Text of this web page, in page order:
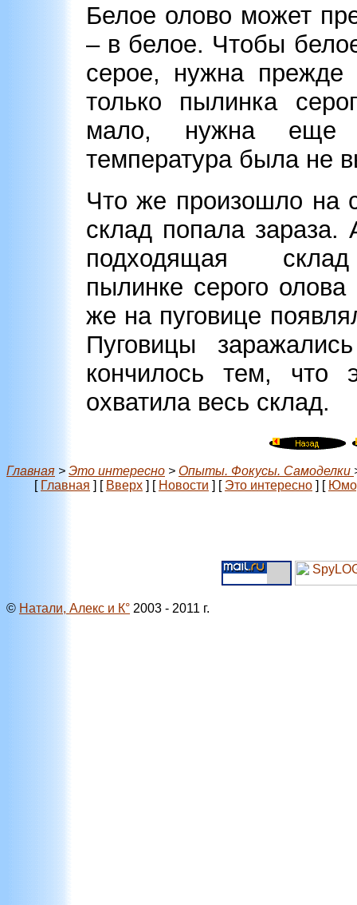
Белое олово может
– в белое. Чтобы
серое, нужна прежде
только пылинка
мало, нужна еще
температура была не
Что же произошло на
склад попала
подходящая склад
пылинке серого олова
же на пуговице
Пуговицы
кончилось тем, что
охватила весь склад.
Главная > Это интересно > Опыты. Фокусы. Самоделки
[ Главная ] [ Вверх ] [ Новости ] [ Это интересно ] [
© Натали, Алекс и К° 2003 - 2011 г.